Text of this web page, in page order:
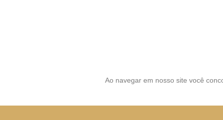
Ao navegar em nosso site você